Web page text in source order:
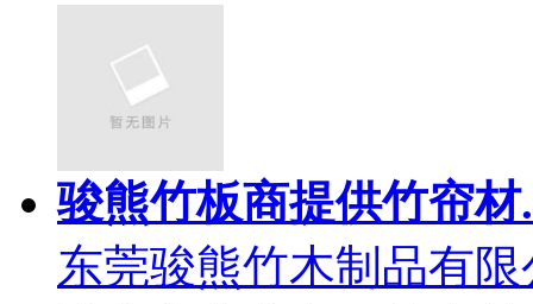
骏熊竹板商提供竹帘材
东莞骏熊竹木制品有限